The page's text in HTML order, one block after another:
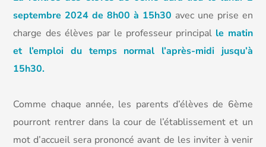
septembre 2024 de 8h00 à 15h30 avec une prise en
charge des élèves par le professeur principal le matin
et l’emploi du temps normal l’après-midi jusqu’à
15h30.
Comme chaque année, les parents d’élèves de 6ème
pourront rentrer dans la cour de l’établissement et un
mot d’accueil sera prononcé avant de les inviter à venir